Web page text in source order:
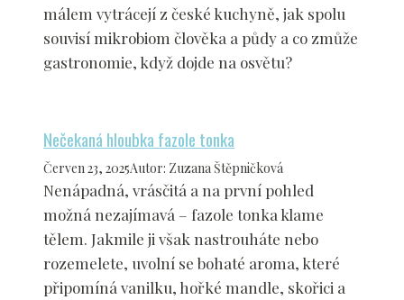
málem vytrácejí z české kuchyně, jak spolu
souvisí mikrobiom člověka a půdy a co zmůže
gastronomie, když dojde na osvětu?
Nečekaná hloubka fazole tonka
Červen 23, 2025Autor: Zuzana Štěpničková
Nenápadná, vrásčitá a na první pohled
možná nezajímavá – fazole tonka klame
tělem. Jakmile ji však nastrouháte nebo
rozemelete, uvolní se bohaté aroma, které
připomíná vanilku, hořké mandle, skořici a